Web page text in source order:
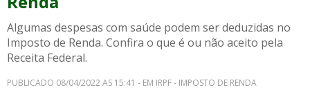
Algumas despesas com saúde podem ser deduzidas no
Imposto de Renda. Confira o que é ou não aceito pela
Receita Federal.
PUBLICADO 08/04/2022 AS 15:41 - EM IRPF - IMPOSTO DE RENDA